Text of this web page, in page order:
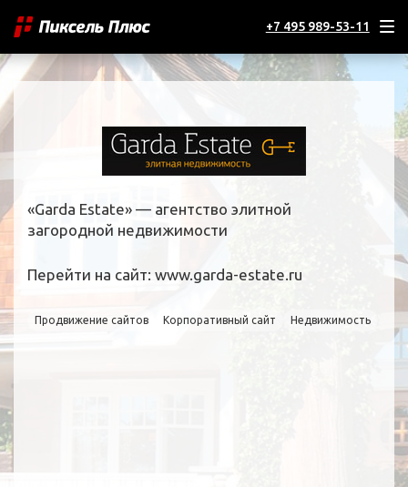
+7 495 989-53-11
«Garda Estate» — агентство элитной
загородной недвижимости
Перейти на сайт: www.garda-estate.ru
Продвижение сайтов Корпоративный сайт Недвижимость